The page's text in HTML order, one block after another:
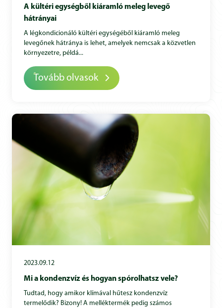
A kültéri egységből kiáramló meleg levegő
hátrányai
A légkondicionáló kültéri egységéből kiáramló meleg
levegőnek hátránya is lehet, amelyek nemcsak a közvetlen
környezetre, példá...
Tovább olvasok
2023.09.12
Mi a kondenzvíz és hogyan spórolhatsz vele?
Tudtad, hogy amikor klímával hűtesz kondenzvíz
termelődik? Bizony! A melléktermék pedig számos